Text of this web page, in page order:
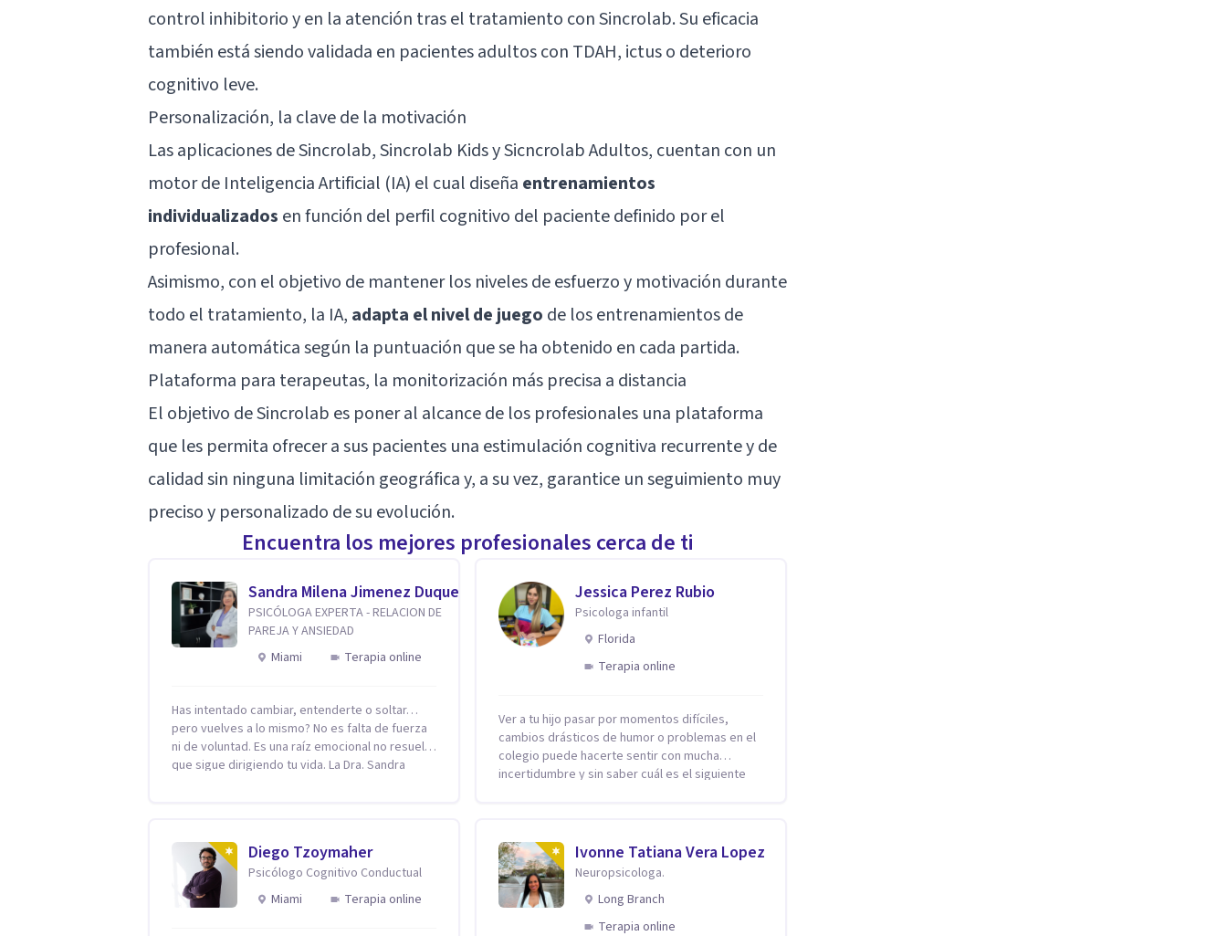
control inhibitorio y en la atención tras el tratamiento con Sincrolab. Su eficacia
también está siendo validada en pacientes adultos con TDAH, ictus o deterioro
cognitivo leve.
Personalización, la clave de la motivación
Las aplicaciones de Sincrolab, Sincrolab Kids y Sicncrolab Adultos, cuentan con un
motor de Inteligencia Artificial (IA) el cual diseña entrenamientos
individualizados en función del perfil cognitivo del paciente definido por el
profesional.
Asimismo, con el objetivo de mantener los niveles de esfuerzo y motivación durante
todo el tratamiento, la IA, adapta el nivel de juego de los entrenamientos de
manera automática según la puntuación que se ha obtenido en cada partida.
Plataforma para terapeutas, la monitorización más precisa a distancia
El objetivo de Sincrolab es poner al alcance de los profesionales una plataforma
que les permita ofrecer a sus pacientes una estimulación cognitiva recurrente y de
calidad sin ninguna limitación geográfica y, a su vez, garantice un seguimiento muy
preciso y personalizado de su evolución.
Encuentra los mejores profesionales cerca de ti
Sandra Milena Jimenez Duque
PSICÓLOGA EXPERTA - RELACION DE
PAREJA Y ANSIEDAD
Miami
Terapia online
Has intentado cambiar, entenderte o soltar…
pero vuelves a lo mismo? No es falta de fuerza
ni de voluntad. Es una raíz emocional no resuelta
que sigue dirigiendo tu vida. La Dra. Sandra
en el abordaje profundo de la ansiedad, la baja
autoestima, la dependencia emocional y los
conflictos de pareja. Ha trabajado con pacientes
en diferentes países, acompañando procesos
complejos. Su enfoque terapéutico se
Jessica Perez Rubio
Psicologa infantil
Florida
Terapia online
Ver a tu hijo pasar por momentos difíciles,
cambios drásticos de humor o problemas en el
colegio puede hacerte sentir con mucha
incertidumbre y sin saber cuál es el siguiente
apoyados para recuperar la tranquilidad en
casa. Me especializo en guiar a familias a través
de herramientas prácticas y dinámicas
adaptadas a la edad de cada menor, dejando de
lado las etiquetas y los tecnicismos. Mi forma
Diego Tzoymaher
Psicólogo Cognitivo Conductual
Miami
Terapia online
Ivonne Tatiana Vera Lopez
Neuropsicologa.
Long Branch
Terapia online